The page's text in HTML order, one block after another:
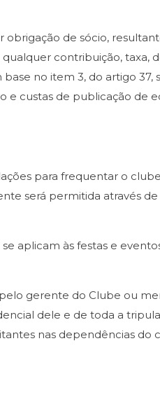
de sócio,
contribuição, taxa,
no item 3, do artigo
e custas de publicação de
para frequentar o
será permitida através
aplicam às festas e
gerente do Clube ou
dele e de toda a
nas dependências